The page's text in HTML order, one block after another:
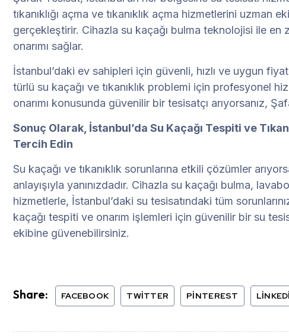
tıkanıklığı açma ve tıkanıklık açma hizmetlerini uzman
gerçekleştirir. Cihazla su kaçağı bulma teknolojisi ile en
onarımı sağlar.
İstanbul’daki ev sahipleri için güvenli, hızlı ve uygun
türlü su kaçağı ve tıkanıklık problemi için profesyonel
onarımı konusunda güvenilir bir tesisatçı arıyorsanız,
Sonuç Olarak, İstanbul’da Su Kaçağı Tespiti ve
Tercih Edin
Su kaçağı ve tıkanıklık sorunlarına etkili çözümler
anlayışıyla yanınızdadır. Cihazla su kaçağı bulma,
hizmetlerle, İstanbul’daki su tesisatındaki tüm
kaçağı tespiti ve onarım işlemleri için güvenilir bir su
ekibine güvenebilirsiniz.
Share: FACEBOOK TWITTER PINTEREST